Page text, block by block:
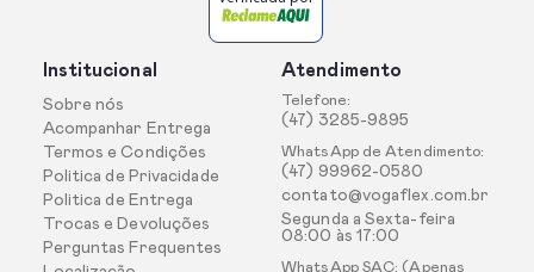
Institucional
Sobre nós
Acompanhar Entrega
Termos e Condições
Politica de Privacidade
Politica de Entrega
Trocas e Devoluções
Perguntas Frequentes
Atendimento
Telefone:
(47) 3285-9895
WhatsApp de Atendimento:
(47) 99962-0580
contato@vogaflex.com.br
Segunda a Sexta-feira
08:00 às 17:00
WhatsApp SAC: (Apenas